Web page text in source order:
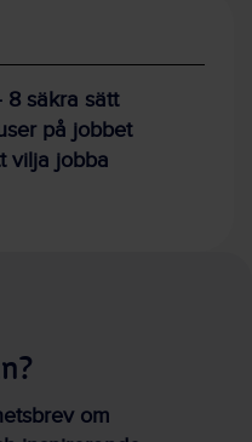
8 säkra sätt
på jobbet
vilja jobba
om